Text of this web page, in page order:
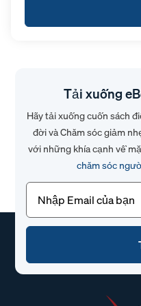
Tải xuống
Hãy tải xuống cuốn sách
đời và Chăm sóc giảm
với những khía cạnh về
chăm sóc
Email
(Bắt
buộc)